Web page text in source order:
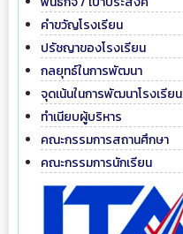
คำขวัญโรงเรียน
ปรัชญาของโรงเรียน
กลยุทธ์ในการพัฒนา
จุดเน้นในการพัฒนาโรงเรียน
ทำเนียบผู้บริหาร
คณะกรรมการสถานศึกษา
คณะกรรมการนักเรียน